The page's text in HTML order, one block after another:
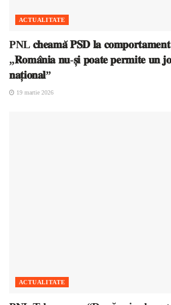
ACTUALITATE
PNL 𝐜𝐡𝐞𝐚𝐦𝐚̆ 𝐏𝐒𝐃 𝐥𝐚 𝐜𝐨𝐦𝐩𝐨𝐫𝐭𝐚𝐦𝐞𝐧𝐭
„𝐑𝐨𝐦𝐚̂𝐧𝐢𝐚 𝐧𝐮-𝐬̦𝐢 𝐩𝐨𝐚𝐭𝐞 𝐩𝐞𝐫𝐦𝐢𝐭𝐞 𝐮𝐧
𝐧𝐚𝐭̦𝐢𝐨𝐧𝐚𝐥”
19 martie 2026
ACTUALITATE